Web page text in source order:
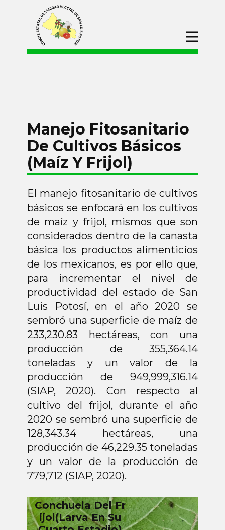
Inicio
Campañas de Protección
Fitosanitaria
Operación de Puntos de Verificación
Interna en Materia Fitosanitaria
Inocuidad Agricola
Procesos de
Adquisiciones
Convocatorias
Divulgación
Manejo Fitosanitario
De Cultivos Básicos
(Maíz Y Frijol)
El manejo fitosanitario de cultivos
básicos se enfocará en los cultivos
de maíz y frijol, mismos que son
considerados dentro de la canasta
básica los productos alimenticios
de los mexicanos, es por ello que,
para incrementar el nivel de
productividad del estado de San
Luis Potosí, en el año 2020 se
sembró una superficie de maíz de
233,230.83 hectáreas, con una
producción de 355,364.14
toneladas y un valor de la
producción de 949,999,316.14
(SIAP, 2020). Con respecto al
cultivo del frijol, durante el año
2020 se sembró una superficie de
128,343.34 hectáreas, una
producción de 46,229.35 toneladas
y un valor de la producción de
779,712 (SIAP, 2020).
Por lo anterior, es importante dar
especial atención a estos cultivos
Larva